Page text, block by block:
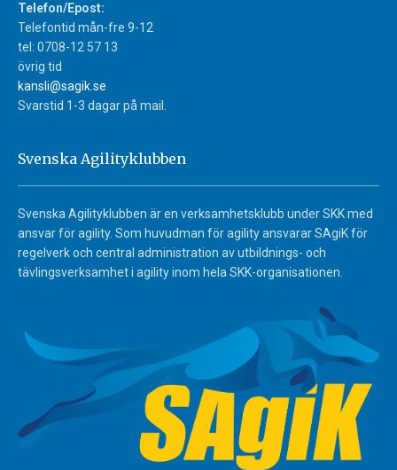
Telefon/Epost:
Telefontid mån-fre 9-12
tel: 0708-12 57 13
övrig tid
kansli@sagik.se
Svarstid 1-3 dagar på mail.
Svenska Agilityklubben
Svenska Agilityklubben är en verksamhetsklubb under SKK med
ansvar för agility. Som huvudman för agility ansvarar SAgiK för
regelverk och central administration av utbildnings- och
tävlingsverksamhet i agility inom hela SKK-organisationen.